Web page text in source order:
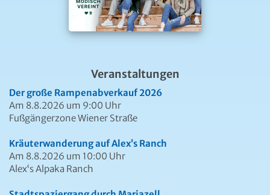
Veranstaltungen
Der große Rampenabverkauf 2026
Am 8.8.2026 um 9:00 Uhr
Fußgängerzone Wiener Straße
Kräuterwanderung auf Alex’s Ranch
Am 8.8.2026 um 10:00 Uhr
Alex‘s Alpaka Ranch